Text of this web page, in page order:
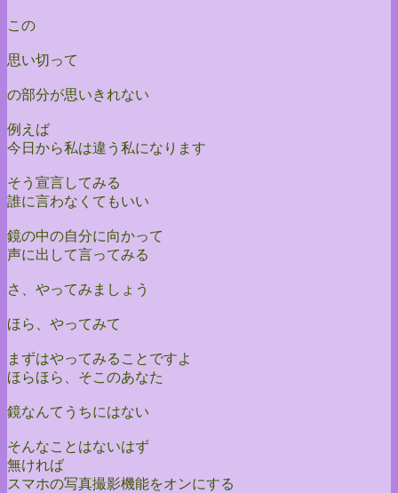
この
思い切って
の部分が思いきれない
例えば
今日から私は違う私になります
そう宣言してみる
誰に言わなくてもいい
鏡の中の自分に向かって
声に出して言ってみる
さ、やってみましょう
ほら、やってみて
まずはやってみることですよ
ほらほら、そこのあなた
鏡なんてうちにはない
そんなことはないはず
無ければ
スマホの写真撮影機能をオンにする